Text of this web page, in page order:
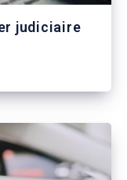
judiciaire